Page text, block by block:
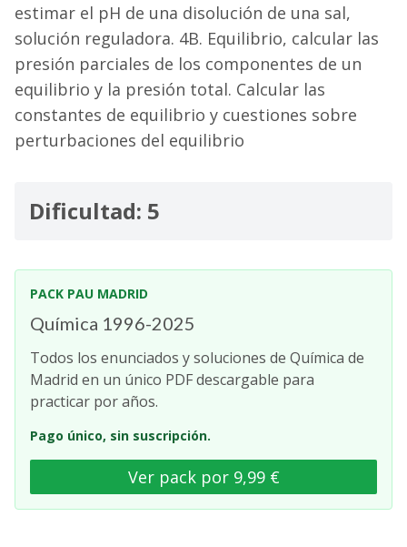
estimar el pH de una disolución de una sal,
solución reguladora. 4B. Equilibrio, calcular las
presión parciales de los componentes de un
equilibrio y la presión total. Calcular las
constantes de equilibrio y cuestiones sobre
perturbaciones del equilibrio
Dificultad: 5
PACK PAU MADRID
Química 1996-2025
Todos los enunciados y soluciones de Química de
Madrid en un único PDF descargable para
practicar por años.
Pago único, sin suscripción.
Ver pack por 9,99 €